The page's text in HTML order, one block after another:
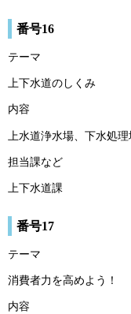
番号16
テーマ
上下水道のしくみ
内容
上水道浄水場、下水処
担当課など
上下水道課
番号17
テーマ
消費者力を高めよう！
内容